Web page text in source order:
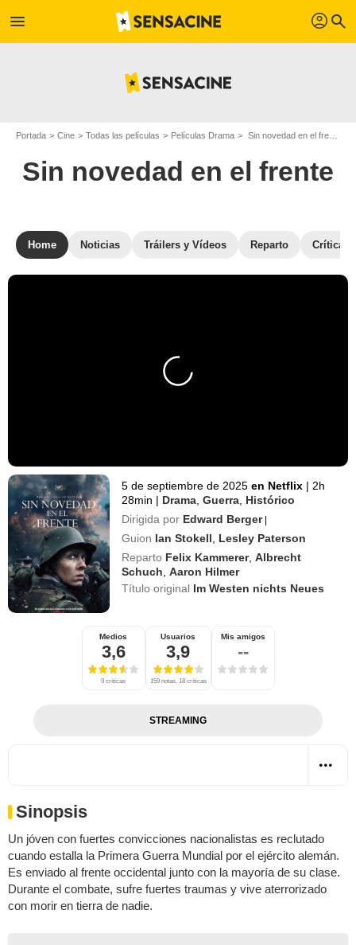
menu profil search
Portada Cine Todas las películas Películas Drama Sin novedad en el frente
Sin novedad en el frente
Home Noticias Tráilers y Vídeos Reparto Críticas
5 de septiembre de 2025 en Netflix | 2h
28min | Drama ,Guerra Histórico
Dirigida por Edward Berger |
Guion Ian Stokell
Lesley Paterson
Reparto Felix Kammerer,Albrecht
Schuch ,Aaron Hilmer
Título original Im Westen nichts Neues
Medios
3,6
9 críticas
Usuarios
3,9
159 notas, 18 críticas
Mis amigos
--
STREAMING
Sinopsis
Un jóven con fuertes convicciones nacionalistas es reclutado
cuando estalla la Primera Guerra Mundial por el ejército alemán.
Es enviado al frente occidental junto con la mayoría de su clase.
Durante el combate, sufre fuertes traumas y vive aterrorizado
con morir en tierra de nadie.